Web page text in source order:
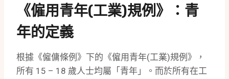
《僱用青年(工業)規例》：青
年的定義
根據《僱傭條例》下的《僱用青年(工業)規例》，
所有 15 – 18 歲人士均屬「青年」。而於所有在工